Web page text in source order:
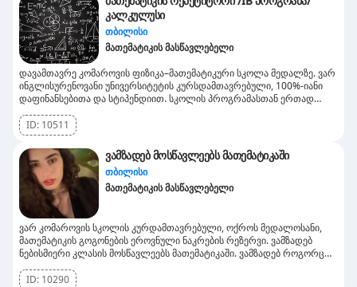
კალკულუსი
თბილისი
მათემატიკის მასწავლებელი
დავამთავრე კომაროვის ფიზიკა–მათემატიკური სკოლა მედალზე. ვარ
ინგლისურენოვანი უნივერსიტეტის კურსდამთავრებული, 100%-იანი
დაფინანსებითა და სტიპენდიით. სკოლის პროგრამასთან ერთად
როგორც ქართულად, ასევე ინგლისურად. უკვე 6 წელია მოსწავლეებს
ვამზადებ, ამ პერიოდის განმავლობაში მყოლია 20-მდე სტუდენტი, 6-
დან 25 წლამდე ასაკის.
ID: 10511
ვამზადებ მოსწავლეებს მათემატიკაში
თბილისი
მათემატიკის მასწავლებელი
ვარ კომაროვის სკოლის კურდამთავრებული, ოქროს მედალოსანი,
მათემატიკის გოგონების ეროვნული ნაკრების რეზერვი. ვამზადებ
ნებისმიერი კლასის მოსწავლეებს მათემატიკაში. ვამზადებ როგორც
საათი.
ID: 10290